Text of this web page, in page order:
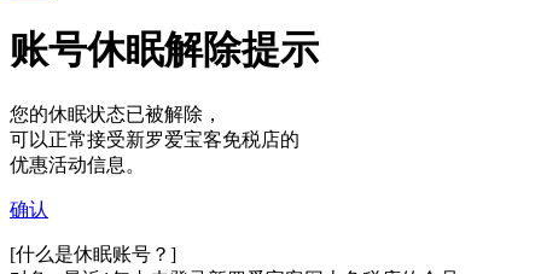
账号休眠解除提示
您的休眠状态已被解除，
可以正常接受新罗爱宝客免税店的
优惠活动信息。
确认
[什么是休眠账号？]